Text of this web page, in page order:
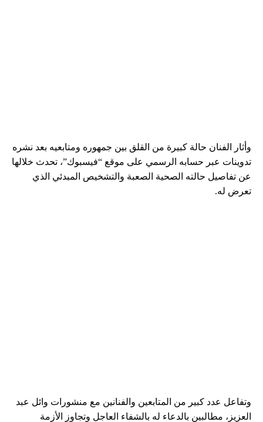
وأثار الفنان حالة كبيرة من القلق بين جمهوره ومتابعيه بعد نشره
تدوينات عبر حسابه الرسمي على موقع “فيسبوك”، تحدث خلالها
عن تفاصيل حالته الصحية الصعبة والتشخيص المبدئي الذي
تعرض له.
وتفاعل عدد كبير من المتابعين والفنانين مع منشورات وائل عبد
العزيز، مطالبين بالدعاء له بالشفاء العاجل وتجاوز الأزمة